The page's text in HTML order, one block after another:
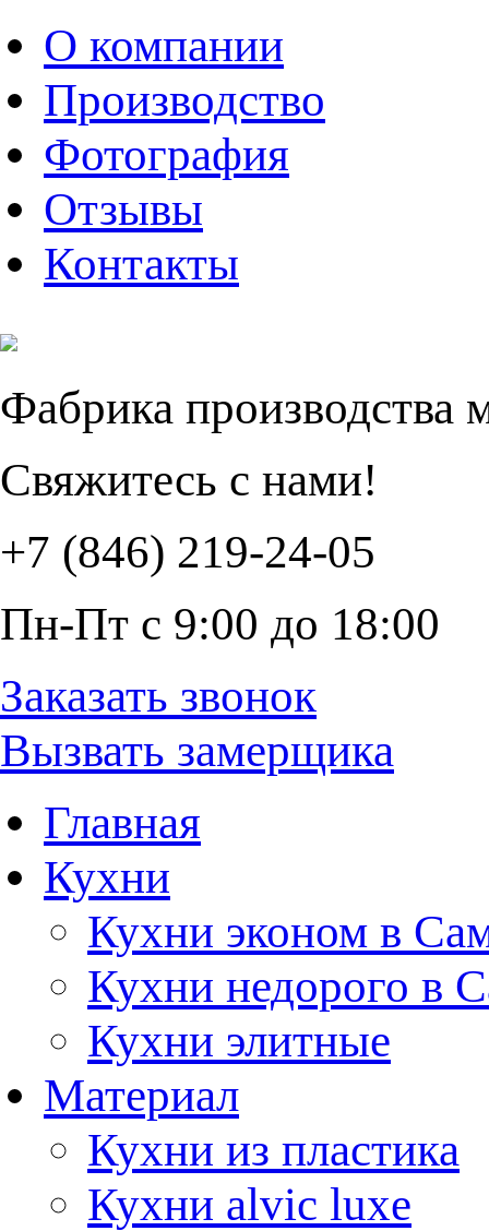
О компании
Производство
Фотография
Отзывы
Контакты
Фабрика производства
Свяжитесь с нами!
+7 (846) 219-24-05
Пн-Пт с 9:00 до 18:00
Заказать звонок
Вызвать замерщика
Главная
Кухни
Кухни эконом в
Кухни недорого в
Кухни элитные
Материал
Кухни из пластика
Кухни alvic luxe